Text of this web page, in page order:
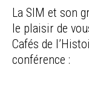
La SIM et son
le plaisir de
Cafés de
conférence :